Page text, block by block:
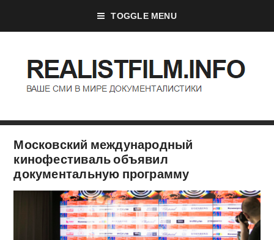
TOGGLE MENU
Московский международный
кинофестиваль объявил
документальную программу